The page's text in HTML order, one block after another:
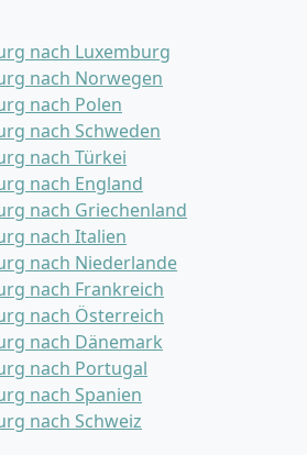
nach Luxemburg
nach Norwegen
nach Polen
nach Schweden
nach Türkei
nach England
nach Griechenland
nach Italien
nach Niederlande
nach Frankreich
nach Österreich
nach Dänemark
nach Portugal
nach Spanien
nach Schweiz